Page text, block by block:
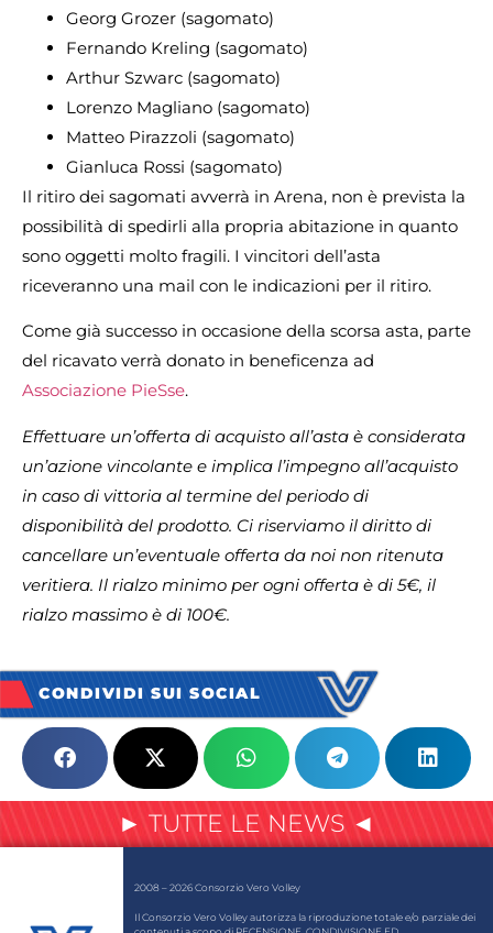
Georg Grozer (sagomato)
Fernando Kreling (sagomato)
Arthur Szwarc (sagomato)
Lorenzo Magliano (sagomato)
Matteo Pirazzoli (sagomato)
Gianluca Rossi (sagomato)
Il ritiro dei sagomati avverrà in Arena, non è prevista la
possibilità di spedirli alla propria abitazione in quanto
sono oggetti molto fragili. I vincitori dell’asta
riceveranno una mail con le indicazioni per il ritiro.
Come già successo in occasione della scorsa asta, parte
del ricavato verrà donato in beneficenza ad
Associazione PieSse.
Effettuare un’offerta di acquisto all’asta è considerata
un’azione vincolante e implica l’impegno all’acquisto
in caso di vittoria al termine del periodo di
disponibilità del prodotto. Ci riserviamo il diritto di
cancellare un’eventuale offerta da noi non ritenuta
veritiera. Il rialzo minimo per ogni offerta è di 5€, il
rialzo massimo è di 100€.
CONDIVIDI SUI SOCIAL
► TUTTE LE NEWS ◄
2008 – 2026 Consorzio Vero Volley
Il Consorzio Vero Volley autorizza la riproduzione totale e/o parziale dei